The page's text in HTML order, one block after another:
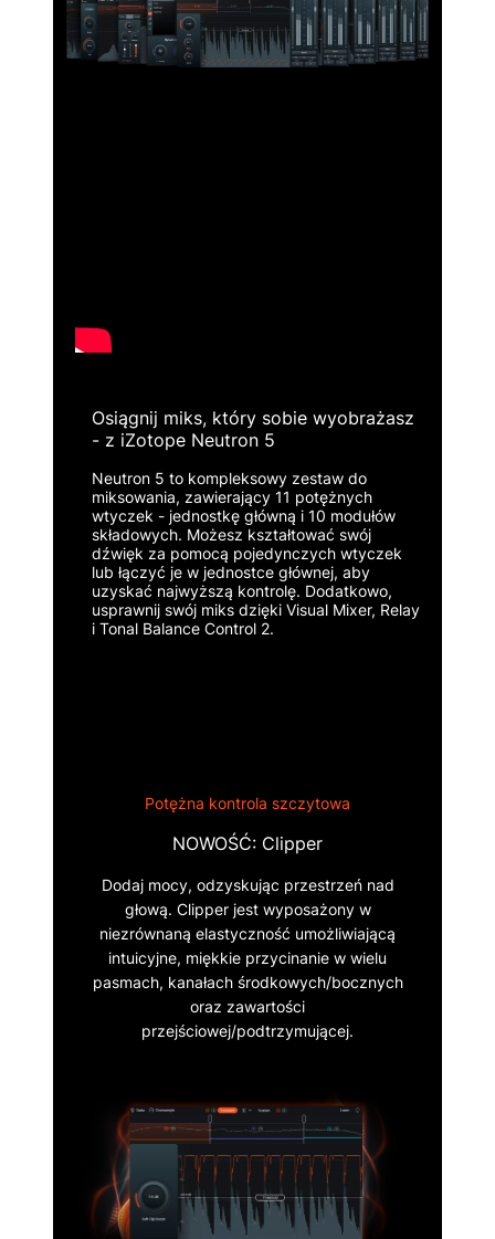
Osiągnij miks, który sobie wyobrażasz
- z iZotope Neutron 5
Neutron 5 to kompleksowy zestaw do
miksowania, zawierający 11 potężnych
wtyczek - jednostkę główną i 10 modułów
składowych. Możesz kształtować swój
dźwięk za pomocą pojedynczych wtyczek
lub łączyć je w jednostce głównej, aby
uzyskać najwyższą kontrolę. Dodatkowo,
usprawnij swój miks dzięki Visual Mixer, Relay
i Tonal Balance Control 2.
Potężna kontrola szczytowa
NOWOŚĆ: Clipper
Dodaj mocy, odzyskując przestrzeń nad
głową. Clipper jest wyposażony w
niezrównaną elastyczność umożliwiającą
intuicyjne, miękkie przycinanie w wielu
pasmach, kanałach środkowych/bocznych
oraz zawartości
przejściowej/podtrzymującej.